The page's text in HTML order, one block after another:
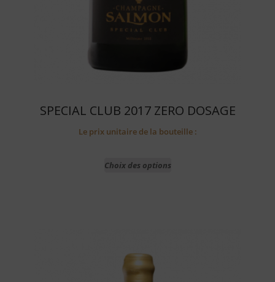
SPECIAL CLUB 2017 ZERO DOSAGE
Le prix unitaire de la bouteille :
Choix des options